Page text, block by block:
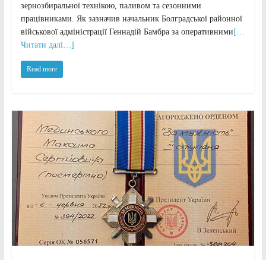
зернозбиральної технікою, паливом та сезонними
працівниками. Як зазначив начальник Болградської районної
військової адміністрації Геннадій Бамбра за оперативними […
Читати далі…]
Read more